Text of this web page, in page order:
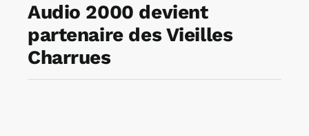
Agenda
Audio 2000 devient
partenaire des Vieilles
Charrues